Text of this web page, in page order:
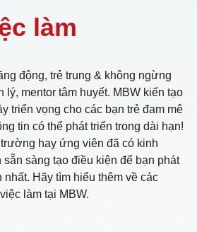
làm
động, trẻ trung & không ngừng
lý, mentor tâm huyết. MBW kiến tạo
triển vọng cho các bạn trẻ đam mê
tin có thể phát triển trong dài hạn!
hay ứng viên đã có kinh
sàng tạo điều kiện để bạn phát
nhất. Hãy tìm hiểu thêm về các
làm tại MBW.